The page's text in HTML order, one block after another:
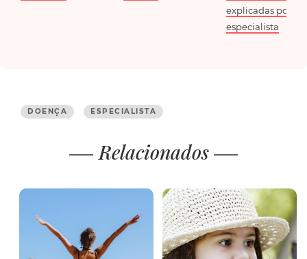
explicadas por
especialista
DOENÇA ESPECIALISTA
Relacionados